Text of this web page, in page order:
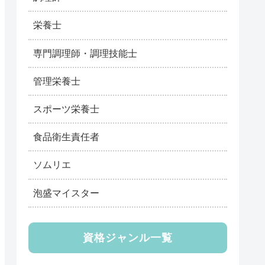
栄養士
専門調理師・調理技能士
管理栄養士
スポーツ栄養士
食品衛生責任者
ソムリエ
泡盛マイスター
資格ジャンル一覧